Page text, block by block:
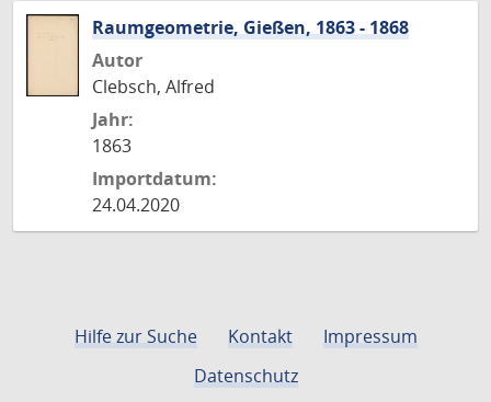
Raumgeometrie, Gießen, 1863 - 1868
Autor
Clebsch, Alfred
Jahr:
1863
Importdatum:
24.04.2020
Hilfe zur Suche Kontakt
Impressum
Datenschutz